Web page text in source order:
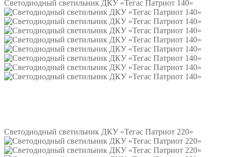
Светодиодный светильник ДКУ «Тегас Патриот 140»
Светодиодный светильник ДКУ «Тегас Патриот 220»